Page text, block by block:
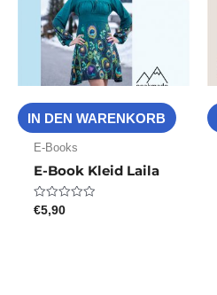
IN DEN WARENKORB
E-Books
E-Book Kleid Laila
Bewertet
mit
€5,90